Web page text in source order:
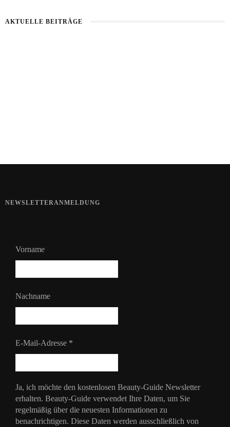
AKTUELLE BEITRÄGE
NEWSLETTERANMELDUNG
Vorname
Nachname
E-Mail-Adresse *
Ja, ich möchte den kostenlosen Beauty-Guide Newsletter
erhalten. Beauty-Guide verwendet Ihre Daten, um Sie
regelmäßig über die neuesten Informationen zu
benachrichtigen. Diese Daten werden ausschließlich von